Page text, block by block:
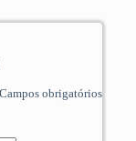
Campos obrigatórios